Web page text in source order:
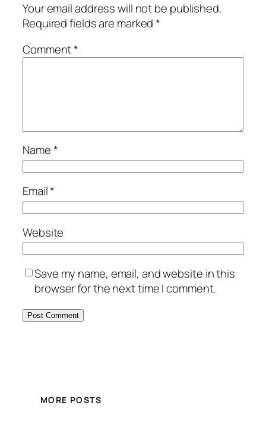
Your email address will not be published.
Required fields are marked*
Comment*
Name*
Email*
Website
Save my name, email, and website in this
browser for the next time I comment.
MORE POSTS